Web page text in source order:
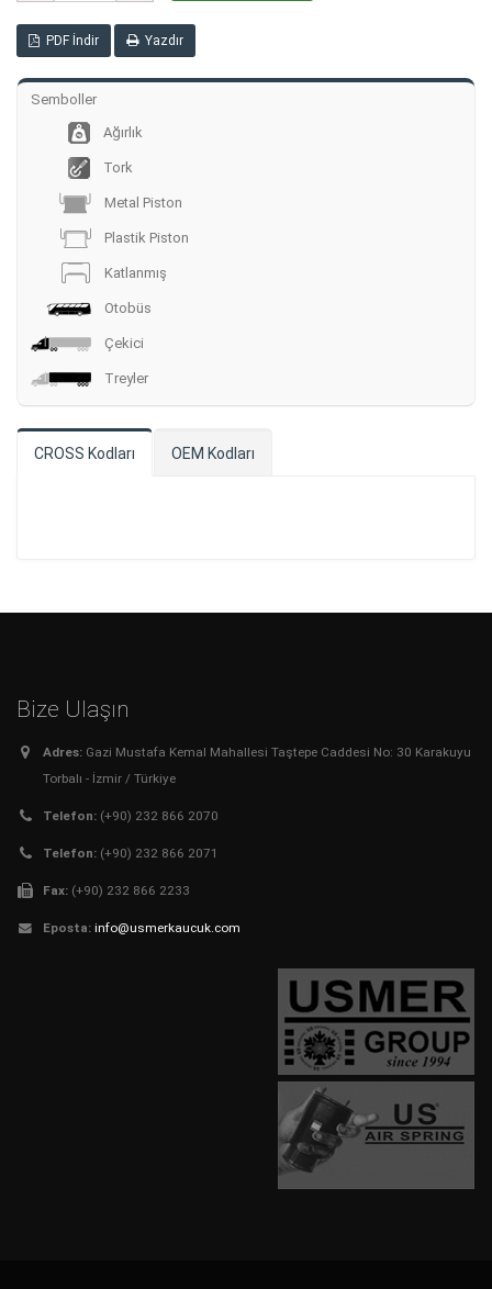
PDF İndir Yazdır
Semboller
Ağırlık
Tork
Metal Piston
Plastik Piston
Katlanmış
Otobüs
Çekici
Treyler
CROSS Kodları OEM Kodları
Bize Ulaşın
Adres: Gazi Mustafa Kemal Mahallesi Taştepe Caddesi No: 30 Karakuyu
Torbalı - İzmir / Türkiye
Telefon: (+90) 232 866 2070
Telefon: (+90) 232 866 2071
Fax: (+90) 232 866 2233
Eposta: info@usmerkaucuk.com